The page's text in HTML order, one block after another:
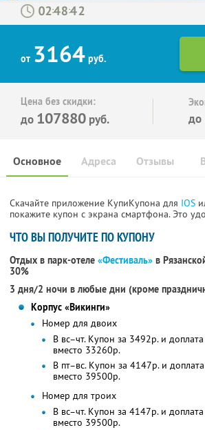
: :
от 3164 руб.
Цена без скидки:
до 107880 руб. до
Основное Отзывы
Адреса
Скачайте приложение КупиКупона для IOS
покажите купон с экрана смартфона. Это
ЧТО ВЫ ПОЛУЧИТЕ ПО КУПОНУ
Отдых в парк-отеле «Фестиваль» в
30%
3 дня/2 ночи в любые дни (кроме
Корпус «Викинги»
Номер для двоих
В вс–чт. Купон за 3492р. и
вместо 33260р.
В пт–вс. Купон за 4147р. и
вместо 39500р.
Номер для троих
В вс–чт. Купон за 4147р. и
вместо 39500р.